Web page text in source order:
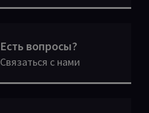
Есть вопросы?
Связаться с нами